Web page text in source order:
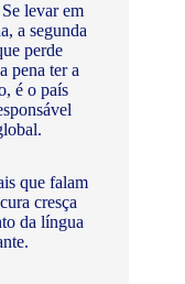
levar em
a segunda
perde
pena ter a
é o país
que falam
cresça
da língua